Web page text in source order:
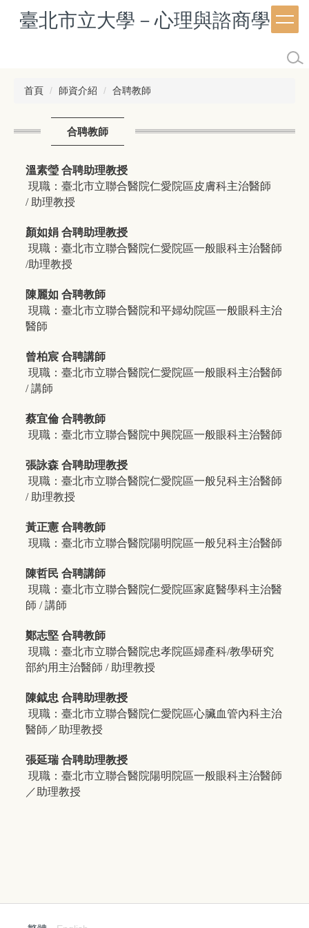
臺北市立大學－心理與諮商學系
首頁 師資介紹 合聘教師
合聘教師
溫素瑩 合聘助理教授
現職：臺北市立聯合醫院仁愛院區皮膚科主治醫師
/ 助理教授
顏如娟 合聘助理教授
現職：臺北市立聯合醫院仁愛院區一般眼科主治醫師
/助理教授
陳麗如 合聘教師
現職：臺北市立聯合醫院和平婦幼院區一般眼科主治
醫師
曾柏宸 合聘講師
現職：臺北市立聯合醫院仁愛院區一般眼科主治醫師
/ 講師
蔡宜倫 合聘教師
現職：臺北市立聯合醫院中興院區一般眼科主治醫師
張詠森 合聘助理教授
現職：臺北市立聯合醫院仁愛院區一般兒科主治醫師
/ 助理教授
黃正憲 合聘教師
現職：臺北市立聯合醫院陽明院區一般兒科主治醫師
陳哲民 合聘講師
現職：臺北市立聯合醫院仁愛院區家庭醫學科主治醫
師 / 講師
鄭志堅 合聘教師
現職：臺北市立聯合醫院忠孝院區婦產科/教學研究
部約用主治醫師 / 助理教授
陳鉞忠 合聘助理教授
現職：臺北市立聯合醫院仁愛院區心臟血管內科主治
醫師／助理教授
張延瑞 合聘助理教授
現職：臺北市立聯合醫院陽明院區一般眼科主治醫師
／助理教授